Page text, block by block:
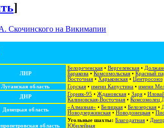
]
Скочинского на Викимапии
ЛНР
Белореченская • Вергелевская •
Баракова • Комсомольская • Красный
Восточная • Харьковская • Центросоюз
Луганская область
Горская • имени Капустина • имени
ДНР
Горняк-95 • Ждановская • Заря •
Калиновская-Восточная • Комсомолец
Донецкая область
«Алмазная» • Белицкая • Белозерская •
Новодзержинская • Новодонецкая •
область
Угольные шахты: Благодатная •
Юбилейная